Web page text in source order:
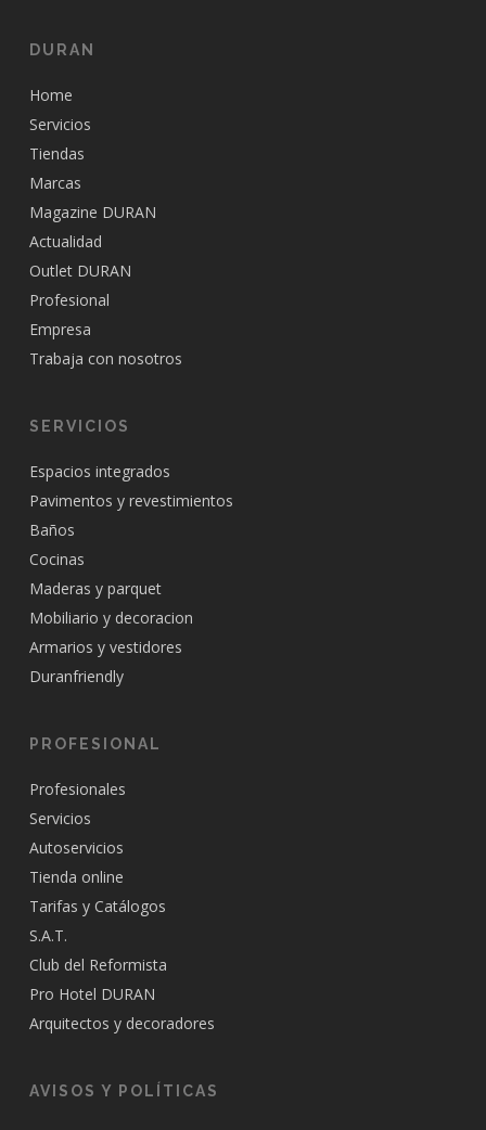
DURAN
Home
Servicios
Tiendas
Marcas
Magazine DURAN
Actualidad
Outlet DURAN
Profesional
Empresa
Trabaja con nosotros
SERVICIOS
Espacios integrados
Pavimentos y revestimientos
Baños
Cocinas
Maderas y parquet
Mobiliario y decoracion
Armarios y vestidores
Duranfriendly
PROFESIONAL
Profesionales
Servicios
Autoservicios
Tienda online
Tarifas y Catálogos
S.A.T.
Club del Reformista
Pro Hotel DURAN
Arquitectos y decoradores
AVISOS Y POLÍTICAS